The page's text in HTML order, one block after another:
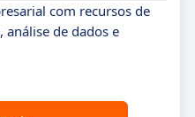
com recursos de
de dados e